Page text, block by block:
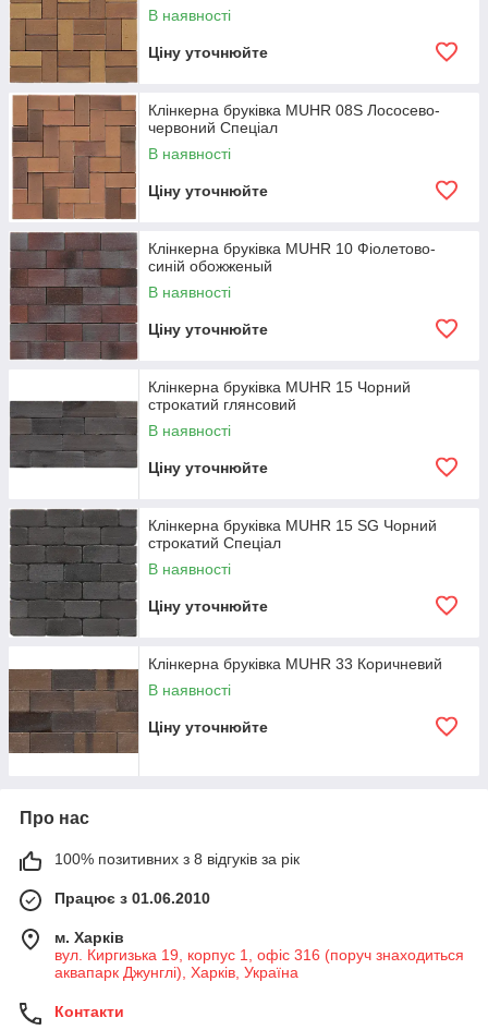
В наявності
Ціну уточнюйте
Клінкерна бруківка MUHR 08S Лососево-
червоний Спеціал
В наявності
Ціну уточнюйте
Клінкерна бруківка MUHR 10 Фіолетово-
синій обожженый
В наявності
Ціну уточнюйте
Клінкерна бруківка MUHR 15 Чорний
строкатий глянсовий
В наявності
Ціну уточнюйте
Клінкерна бруківка MUHR 15 SG Чорний
строкатий Спеціал
В наявності
Ціну уточнюйте
Клінкерна бруківка MUHR 33 Коричневий
В наявності
Ціну уточнюйте
Про нас
100% позитивних з 8 відгуків за рік
Працює з 01.06.2010
м. Харків
вул. Киргизька 19, корпус 1, офіс 316 (поруч знаходиться
аквапарк Джунглі), Харків, Україна
Контакти